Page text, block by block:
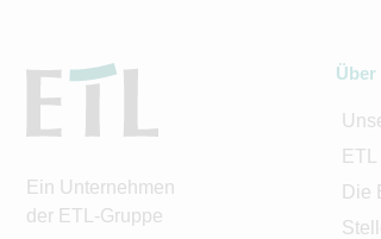
Ein Unternehmen
der ETL-Gruppe
Über
Die